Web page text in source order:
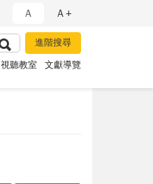
Ａ Ａ+
視聽教室 文獻導覽